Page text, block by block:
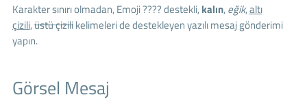
Karakter sınırı olmadan, Emoji ???? destekli,kalın,eğik,altı
çizili,üstü çizilikelimeleri de destekleyen yazılı mesaj gönderimi
yapın.
Görsel Mesaj